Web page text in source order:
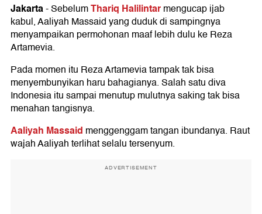
Jakarta-SebelumThariq Halilintarmengucap ijab
kabul, Aaliyah Massaid yang duduk di sampingnya
menyampaikan permohonan maaf lebih dulu ke Reza
Artamevia.
Pada momen itu Reza Artamevia tampak tak bisa
menyembunyikan haru bahagianya. Salah satu diva
Indonesia itu sampai menutup mulutnya saking tak bisa
menahan tangisnya.
Aaliyah Massaid menggenggam tangan ibundanya. Raut
wajah Aaliyah terlihat selalu tersenyum.
ADVERTISEMENT